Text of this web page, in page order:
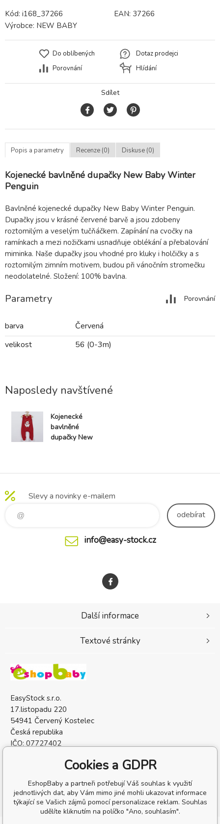
Kód: i168_37266 EAN: 37266
Výrobce: NEW BABY
Do oblíbených
Porovnání
Dotaz prodejci
Hlídání
Sdílet
Popis a parametry Recenze (0) Diskuse (0)
Kojenecké bavlněné dupačky New Baby Winter
Penguin
Bavlněné kojenecké dupačky New Baby Winter Penguin.
Dupačky jsou v krásné červené barvě a jsou zdobeny
roztomilým a veselým tučňáčkem. Zapínání na cvočky na
ramínkach a mezi nožičkami usnadňuje oblékání a přebalování
miminka. Naše dupačky jsou vhodné pro kluky i holčičky a s
roztomilým zimním motivem, budou při vánočním stromečku
neodolatelné. Složení: 100% bavlna.
Parametry Porovnání
barva
Červená
velikost
56 (0-3m)
Naposledy navštívené
Kojenecké
bavlněné
dupačky New
Slevy a novinky e-mailem
odebírat
info@easy-stock.cz
EasyStock s.r.o.
17.listopadu 220
54941 Červený Kostelec
Česká republika
IČO: 07727402
Další informace
Textové stránky
Cookies a GDPR
EshopBaby a partneři potřebují Váš souhlas k využití
jednotlivých dat, aby Vám mimo jiné mohli ukazovat informace
týkající se Vašich zájmů pomocí personalizace reklam. Souhlas
udělíte kliknutím na políčko "Ano, souhlasím".